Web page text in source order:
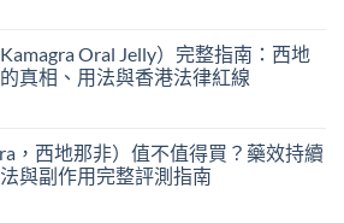
Oral Jelly）完整指南：西地
真相、用法與香港法律紅線
，西地那非）值不值得買？藥效持續
與副作用完整評測指南